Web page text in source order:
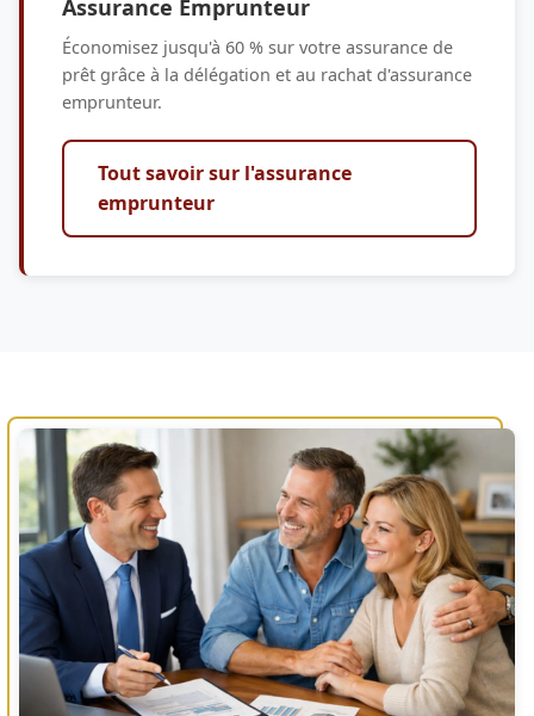
Assurance Emprunteur
Économisez jusqu'à 60 % sur votre assurance de
prêt grâce à la délégation et au rachat d'assurance
emprunteur.
Tout savoir sur l'assurance
emprunteur